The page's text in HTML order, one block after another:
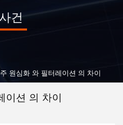
건
원심화 와 필터레이션 의 차이
이션 의 차이